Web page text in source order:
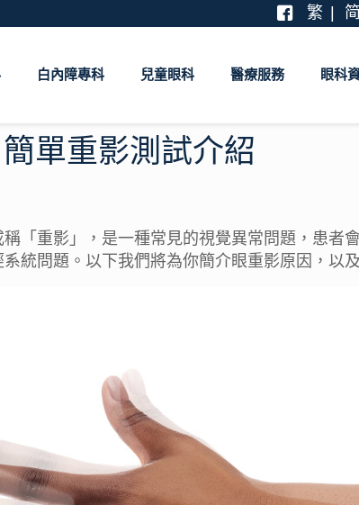
繁 简
白內障專科 兒童眼科 醫療服務 眼科
單重影測試介紹
「重影」，是一種常見的視覺異常問題，患者
統問題。以下我們將為你簡介眼重影原因 ，以